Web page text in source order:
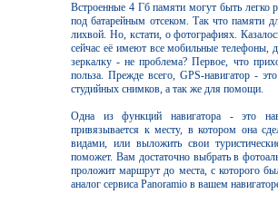
Встроенные 4 Гб памяти могут быть легко
под батарейным отсеком. Так что памяти
лихвой. Но, кстати, о фотографиях.
сейчас её имеют все мобильные телефоны,
зеркалку - не проблема? Первое, что
польза. Прежде всего, GPS-навигатор -
студийных снимков, а так же для помощи.
Одна из функций навигатора - это
привязывается к месту, в котором она
видами, или выложить свои
поможет. Вам достаточно выбрать в
проложит маршрут до места, с которого
аналог сервиса Panoramio в вашем